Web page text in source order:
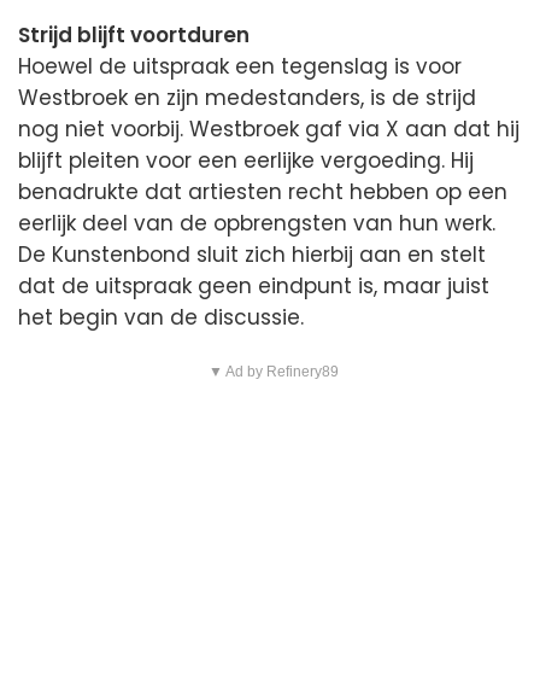
Strijd blijft voortduren
Hoewel de uitspraak een tegenslag is voor
Westbroek en zijn medestanders, is de strijd
nog niet voorbij. Westbroek gaf via X aan dat hij
blijft pleiten voor een eerlijke vergoeding. Hij
benadrukte dat artiesten recht hebben op een
eerlijk deel van de opbrengsten van hun werk.
De Kunstenbond sluit zich hierbij aan en stelt
dat de uitspraak geen eindpunt is, maar juist
het begin van de discussie.
▼ Ad by Refinery89